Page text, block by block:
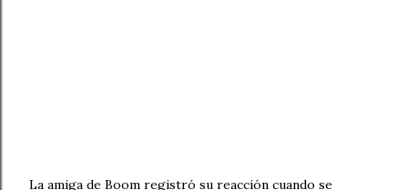
La amiga de Boom registró su reacción cuando se